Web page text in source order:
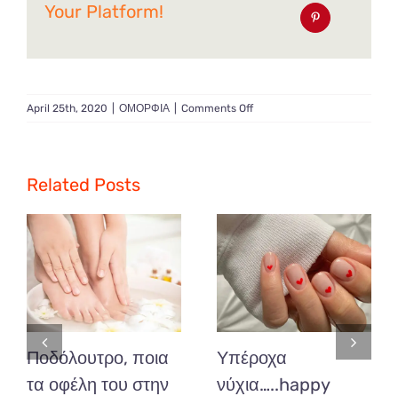
Your Platform!
April 25th, 2020 ΟΜΟΡΦΙΑ Comments Offon
μια
χειροποίητη
μάσκα
τις
μέρες
τις
καραντίνας.
Related Posts
Ποδόλουτρο, ποια
τα οφέλη του στην
Υπέροχα
νύχια…..happy